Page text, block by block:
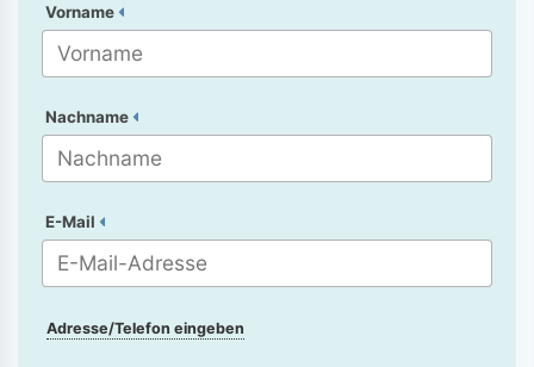
Vorname
Nachname
E-Mail
Adresse/Telefon eingeben